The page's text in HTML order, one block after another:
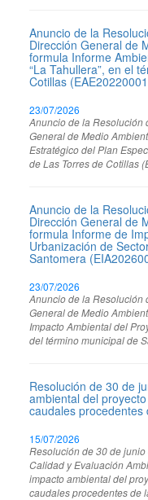
Anuncio de la
Dirección General de
formula Informe
“La Tahullera”, en el
Cotillas
23/07/2026
Anuncio de la Resolución
General de Medio
Estratégico del Plan
de Las Torres de Cotillas
Anuncio de la
Dirección General de
formula Informe de
Urbanización de
Santomera
23/07/2026
Anuncio de la Resolución
General de Medio
Impacto Ambiental del
del término municipal de
Resolución de 30 de
ambiental del
caudales
15/07/2026
Resolución de 30 de
Calidad y Evaluación
impacto ambiental del
caudales procedentes de